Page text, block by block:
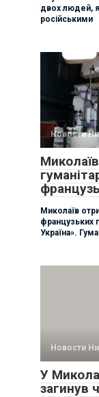
двох людей,
російськими
Новости
Миколаїв
французьких
Україна».
Новости
У
загинув